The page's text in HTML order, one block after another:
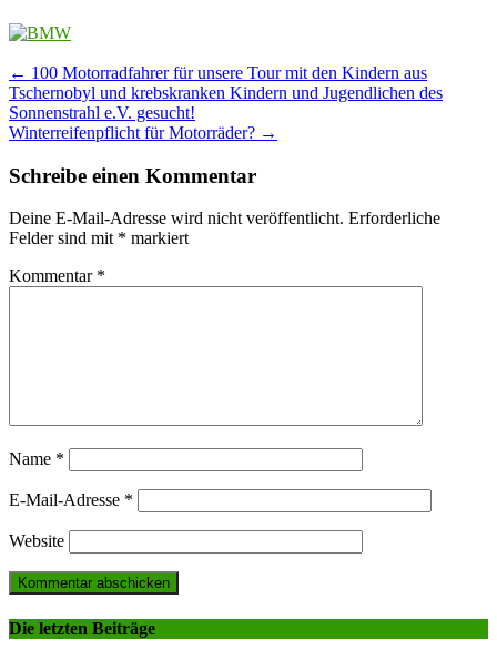
Post
navigation
← 100 Motorradfahrer für unsere Tour mit den Kindern aus
Tschernobyl und krebskranken Kindern und Jugendlichen des
Sonnenstrahl e.V. gesucht!
Winterreifenpflicht für Motorräder? →
Schreibe einen Kommentar
Deine E-Mail-Adresse wird nicht veröffentlicht. Erforderliche
Felder sind mit * markiert
Kommentar *
Name *
E-Mail-Adresse *
Website
Die letzten Beiträge